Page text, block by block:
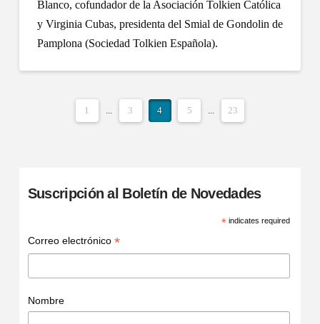
Blanco, cofundador de la Asociación Tolkien Católica
y Virginia Cubas, presidenta del Smial de Gondolin de
Pamplona (Sociedad Tolkien Española).
1 ... 3 4 5 ... 23
Suscripción al Boletín de Novedades
*indicates required
Correo electrónico *
Nombre